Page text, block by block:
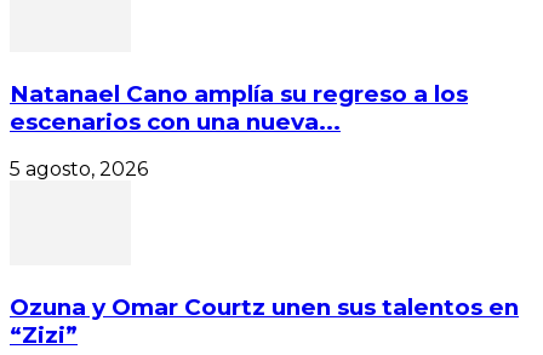
Natanael Cano amplía su regreso a los
escenarios con una nueva...
5 agosto, 2026
Ozuna y Omar Courtz unen sus talentos en
“Zizi”